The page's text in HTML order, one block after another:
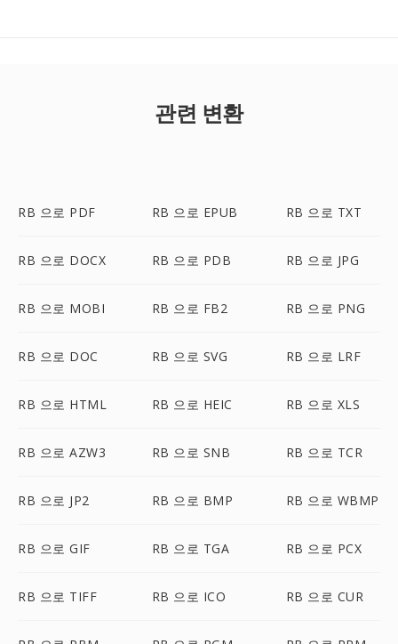
관련 변환
RB 으로 PDF RB 으로 EPUB RB 으로 TXT
RB 으로 DOCX RB 으로 PDB RB 으로 JPG
RB 으로 MOBI RB 으로 FB2 RB 으로 PNG
RB 으로 DOC RB 으로 SVG RB 으로 LRF
RB 으로 HTML RB 으로 HEIC RB 으로 XLS
RB 으로 AZW3 RB 으로 SNB RB 으로 TCR
RB 으로 JP2 RB 으로 BMP RB 으로 WBMP
RB 으로 GIF RB 으로 TGA RB 으로 PCX
RB 으로 TIFF RB 으로 ICO RB 으로 CUR